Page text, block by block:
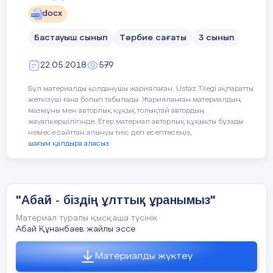
Қорытынды сөз
«Фитодизайн»
М.Зұлпыхарова
«Сәкен- біздің ұлттық
мақтанышымыз»тақырыбында өтетін
Өткізген: Бижанова Н.Б
docx
Бастауыш сынып Тәрбие сағаты 3 сынып
22.05.2018 579
Бұл материалды қолданушы жариялаған. Ustaz Tilegi ақпаратты
жеткізуші ғана болып табылады. Жарияланған материалдың
мазмұны мен авторлық құқық толықтай автордың
жауапкершілігінде. Егер материал авторлық құқықты бұзады
немесе сайттан алынуы тиіс деп есептесеңіз,
шағым қалдыра аласыз
"Абай - біздің ұлттық ұранымыз"
Материал туралы қысқаша түсінік
Абай Құнанбаев жайлы эссе
Материалды жүктеу